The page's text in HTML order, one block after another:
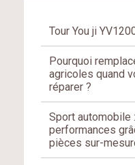
Tour You ji
Pourquoi
agricoles quand
réparer ?
Sport automobile
performances
pièces sur-